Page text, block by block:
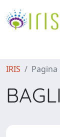
IRIS